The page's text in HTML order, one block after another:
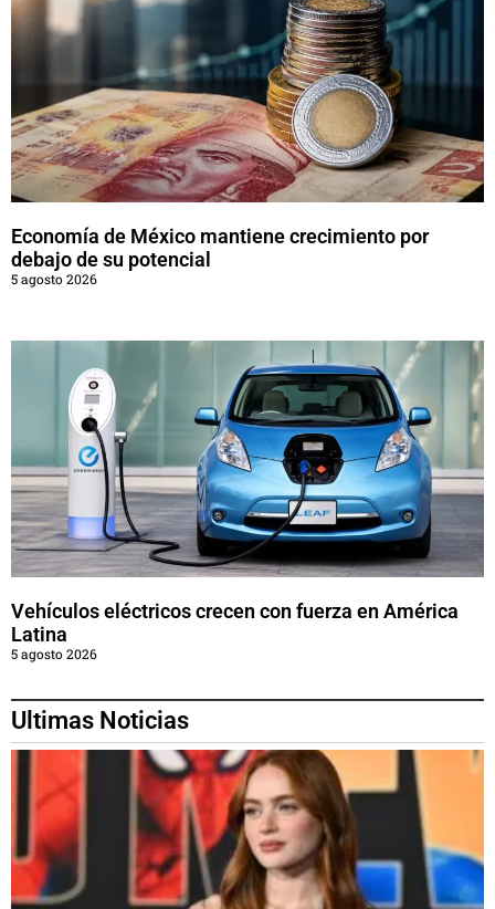
Economía de México mantiene crecimiento por
debajo de su potencial
5 agosto 2026
Vehículos eléctricos crecen con fuerza en América
Latina
5 agosto 2026
Ultimas Noticias